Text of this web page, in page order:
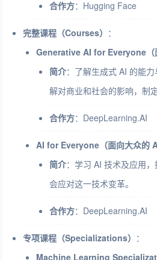
合作方：Hugging Face
完整课程（Courses） ：
Generative AI for Everyone（
简介：了解生成式 AI 的能
解对商业和社会的影响，制
合作方：DeepLearning.AI
AI for Everyone（面向大众的
简介：学习 AI 技术及应用
会应对这一技术变革。
合作方：DeepLearning.AI
专项课程（Specializations） ：
Machine Learning